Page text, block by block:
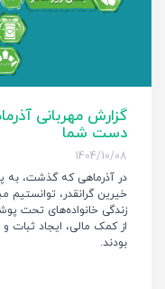
دست شما
1404/10/08
در آذرماهی که گذشت، به
خیرین گرانقدر، توانستیم
زندگی خانواده‌های تحت
از کمک مالی، ایجاد ثبات
بودند.